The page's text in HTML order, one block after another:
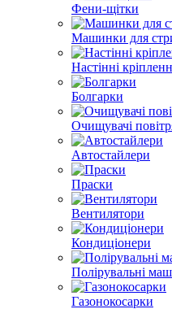
Фени-щітки
Машинки для
Настінні
Болгарки
Очищувачі
Автостайлери
Праски
Вентилятори
Кондиціонери
Полірувальні
Газонокосарки